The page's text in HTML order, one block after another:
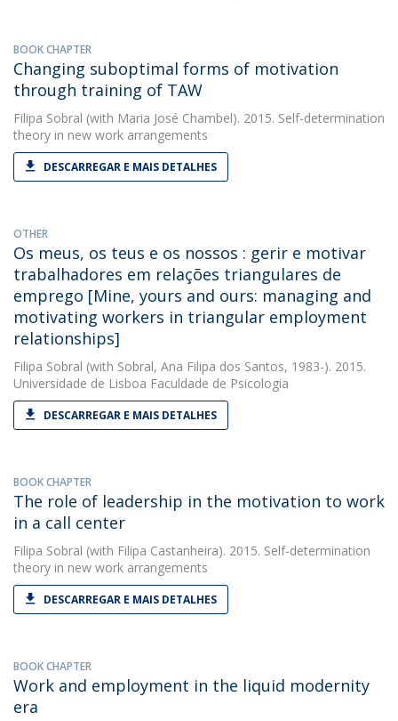
BOOK CHAPTER
Changing suboptimal forms of motivation
through training of TAW
Filipa Sobral (with Maria José Chambel). 2015. Self-determination
theory in new work arrangements
DESCARREGAR E MAIS DETALHES
OTHER
Os meus, os teus e os nossos : gerir e motivar
trabalhadores em relações triangulares de
emprego [Mine, yours and ours: managing and
motivating workers in triangular employment
relationships]
Filipa Sobral (with Sobral, Ana Filipa dos Santos, 1983-). 2015.
Universidade de Lisboa Faculdade de Psicologia
DESCARREGAR E MAIS DETALHES
BOOK CHAPTER
The role of leadership in the motivation to work
in a call center
Filipa Sobral (with Filipa Castanheira). 2015. Self-determination
theory in new work arrangements
DESCARREGAR E MAIS DETALHES
BOOK CHAPTER
Work and employment in the liquid modernity
era